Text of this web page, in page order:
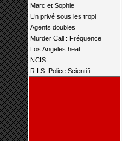
Marc et Sophie
Un privé sous les tropi
Agents doubles
Murder Call : Fréquence
Los Angeles heat
NCIS
R.I.S. Police Scientifi